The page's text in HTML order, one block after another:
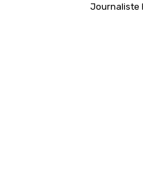
Journaliste